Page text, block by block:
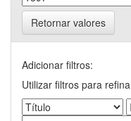
Retornar valores
Adicionar filtros:
Utilizar filtros para